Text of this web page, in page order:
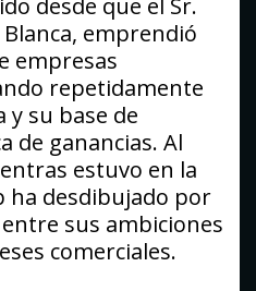
desde que el Sr.
emprendió
empresas
repetidamente
y su base de
de ganancias. Al
estuvo en la
ha desdibujado por
sus ambiciones
comerciales.